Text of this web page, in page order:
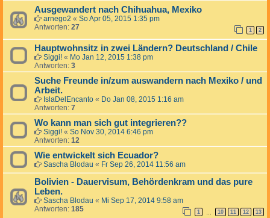
Ausgewandert nach Chihuahua, Mexiko
arnego2 « So Apr 05, 2015 1:35 pm
Antworten: 27 1 2
Hauptwohnsitz in zwei Ländern? Deutschland / Chile
Siggi! « Mo Jan 12, 2015 1:38 pm
Antworten: 3
Suche Freunde in/zum auswandern nach Mexiko / und
Arbeit.
IslaDelEncanto « Do Jan 08, 2015 1:16 am
Antworten: 7
Wo kann man sich gut integrieren??
Siggi! « So Nov 30, 2014 6:46 pm
Antworten: 12
Wie entwickelt sich Ecuador?
Sascha Blodau « Fr Sep 26, 2014 11:56 am
Bolivien - Dauervisum, Behördenkram und das pure
Leben.
Sascha Blodau « Mi Sep 17, 2014 9:58 am
Antworten: 185 1 … 10 11 12 13